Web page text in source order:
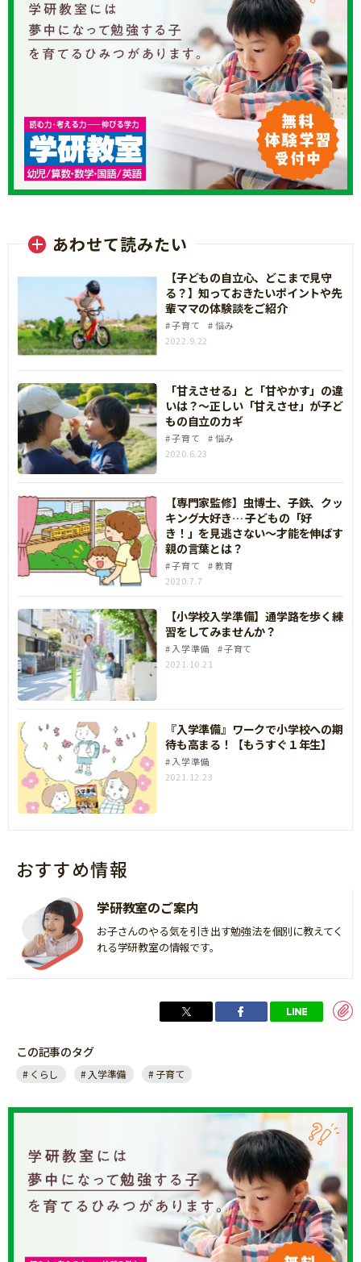
あわせて読みたい
【子どもの自立心、どこまで見守
る？】知っておきたいポイントや先
輩ママの体験談をご紹介
子育て
悩み
2022.9.22
「甘えさせる」と「甘やかす」の違
いは？～正しい「甘えさせ」が子ど
もの自立のカギ
子育て
悩み
2020.6.23
【専門家監修】虫博士、子鉄、クッ
キング大好き… 子どもの「好
き！」を見逃さない～才能を伸ばす
親の言葉とは？
子育て
教育
2020.7.7
【小学校入学準備】通学路を歩く練
習をしてみませんか？
入学準備
子育て
2021.10.21
『入学準備』ワークで小学校への期
待も高まる！【もうすぐ１年生】
入学準備
2021.12.23
おすすめ情報
学研教室のご案内
お子さんのやる気を引き出す勉強法を個別に教えてく
れる学研教室の情報です。
この記事のタグ
くらし 入学準備 子育て